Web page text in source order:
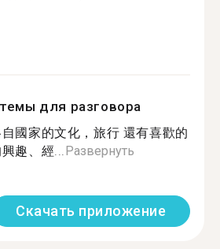
для разговора
國家的文化，旅行 還有喜歡的
趣、經...Развернуть
Скачать приложение